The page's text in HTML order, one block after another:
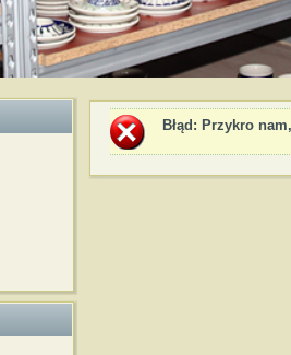
Błąd : Przykro